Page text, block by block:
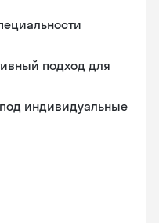
подход для
индивидуальные